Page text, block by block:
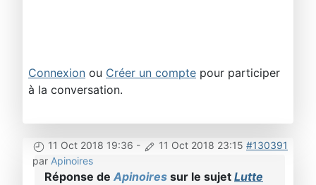
Connexion ou Créer un compte pour participer
à la conversation.
11 Oct 2018 19:36 - 11 Oct 2018 23:15 #130391
par Apinoires
Réponse de Apinoires sur le sujet Lutte